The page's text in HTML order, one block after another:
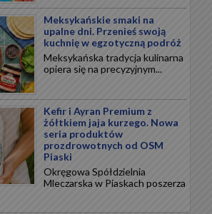
Meksykańskie smaki na
upalne dni. Przenieś swoją
kuchnię w egzotyczną podróż
Meksykańska tradycja kulinarna
opiera się na precyzyjnym...
Kefir i Ayran Premium z
żółtkiem jaja kurzego. Nowa
seria produktów
prozdrowotnych od OSM
Piaski
Okręgowa Spółdzielnia
Mleczarska w Piaskach poszerza